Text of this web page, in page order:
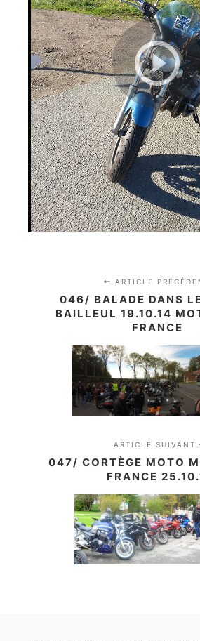
ARTICLE
046/ BALADE DANS
BAILLEUL 19.10.14
FRANCE
ARTICLE SUIVANT
047/ CORTÈGE MOTO
FRANCE